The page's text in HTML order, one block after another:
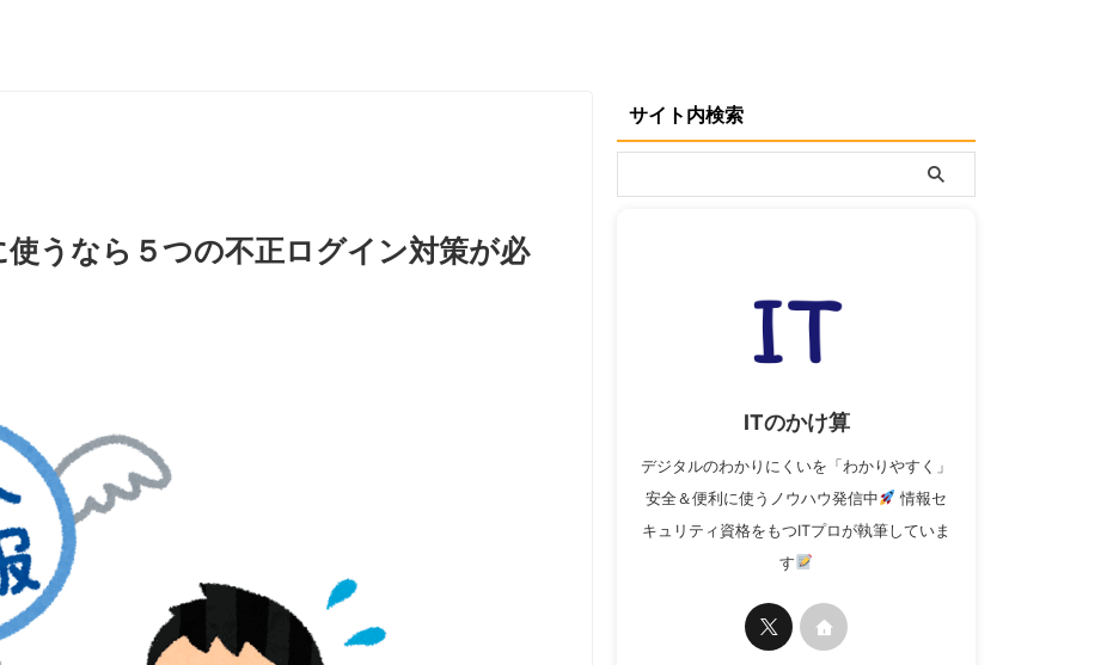
うなら５つの不正ログイン対策が必
サイト内検索
ITのかけ算
デジタルのわかりにくいを「わかりやすく」
安全＆便利に使うノウハウ発信中
情報セ
キュリティ資格をもつITプロが執筆していま
す